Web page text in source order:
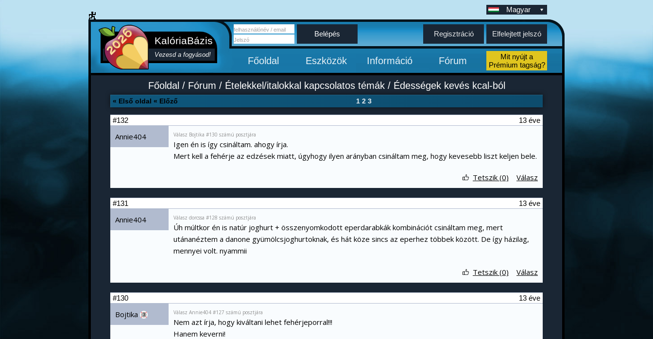
KalóriaBázis
Vezesd a fogyásod!
Magyar
Belépés Regisztráció Elfelejtett jelszó
Főoldal Eszközök Információ Fórum
Mit nyújt a
Prémium tagság?
Főoldal / Fórum / Ételekkel/italokkal kapcsolatos témák/ Édességek kevés kcal-ból
« Első oldal « Előző 1 2 3
13 éve
#132
Annie404 Válasz Bojtika #130 számú posztjára
Igen én is így csináltam. ahogy írja.
Mert kell a fehérje az edzések miatt, úgyhogy ilyen arányban csináltam meg, hogy kevesebb liszt keljen bele.
Válasz
Tetszik (0)
13 éve
#131
Annie404 Válasz dorcssa #128 számú posztjára
Úh múltkor én is natúr joghurt + összenyomkodott eperdarabkák kombinációt csináltam meg, mert
utánanéztem a danone gyümölcsjoghurtoknak, és hát köze sincs az eperhez többek között. De így házilag,
mennyei volt. nyammii
Válasz
Tetszik (0)
13 éve
#130
Bojtika 3 Válasz Annie404 #127 számú posztjára
Nem azt írja, hogy kiváltani lehet fehérjeporral!!!
Hanem keverni!